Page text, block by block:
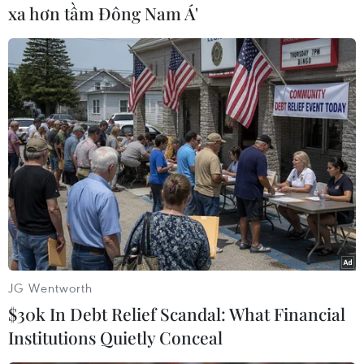
P.V (Vietnam+)
#iPhone #iPad #Apple #Phụ kiện
xa hơn tầm Đông Nam Á'
JG Wentworth
$30k In Debt Relief Scandal: What Financial
Institutions Quietly Conceal